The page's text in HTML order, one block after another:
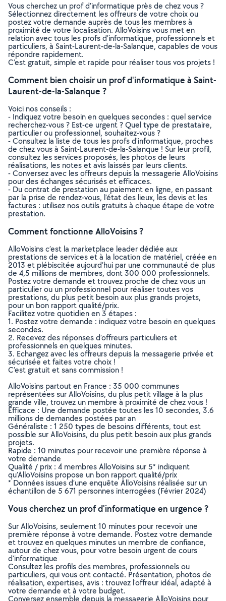
Vous cherchez un prof d'informatique près de chez vous ?
Sélectionnez directement les offreurs de votre choix ou
postez votre demande auprès de tous les membres à
proximité de votre localisation. AlloVoisins vous met en
relation avec tous les profs d'informatique, professionnels et
particuliers, à Saint-Laurent-de-la-Salanque, capables de vous
répondre rapidement.
C’est gratuit, simple et rapide pour réaliser tous vos projets !
Comment bien choisir un prof d'informatique à Saint-
Laurent-de-la-Salanque ?
Voici nos conseils :
- Indiquez votre besoin en quelques secondes : quel service
recherchez-vous ? Est-ce urgent ? Quel type de prestataire,
particulier ou professionnel, souhaitez-vous ?
- Consultez la liste de tous les profs d'informatique, proches
de chez vous à Saint-Laurent-de-la-Salanque ! Sur leur profil,
consultez les services proposés, les photos de leurs
réalisations, les notes et avis laissés par leurs clients.
- Conversez avec les offreurs depuis la messagerie AlloVoisins
pour des échanges sécurisés et efficaces.
- Du contrat de prestation au paiement en ligne, en passant
par la prise de rendez-vous, l’état des lieux, les devis et les
factures : utilisez nos outils gratuits à chaque étape de votre
prestation.
Comment fonctionne AlloVoisins ?
AlloVoisins c’est la marketplace leader dédiée aux
prestations de services et à la location de matériel, créée en
2013 et plébiscitée aujourd’hui par une communauté de plus
de 4,5 millions de membres, dont 300 000 professionnels.
Postez votre demande et trouvez proche de chez vous un
particulier ou un professionnel pour réaliser toutes vos
prestations, du plus petit besoin aux plus grands projets,
pour un bon rapport qualité/prix.
Facilitez votre quotidien en 3 étapes :
1. Postez votre demande : indiquez votre besoin en quelques
secondes.
2. Recevez des réponses d’offreurs particuliers et
professionnels en quelques minutes.
3. Echangez avec les offreurs depuis la messagerie privée et
sécurisée et faites votre choix !
C’est gratuit et sans commission !
AlloVoisins partout en France : 35 000 communes
représentées sur AlloVoisins, du plus petit village à la plus
grande ville, trouvez un membre à proximité de chez vous !
Efficace : Une demande postée toutes les 10 secondes, 3.6
millions de demandes postées par an
Généraliste : 1 250 types de besoins différents, tout est
possible sur AlloVoisins, du plus petit besoin aux plus grands
projets.
Rapide : 10 minutes pour recevoir une première réponse à
votre demande
Qualité / prix : 4 membres AlloVoisins sur 5* indiquent
qu’AlloVoisins propose un bon rapport qualité/prix
* Données issues d’une enquête AlloVoisins réalisée sur un
échantillon de 5 671 personnes interrogées (Février 2024)
Vous cherchez un prof d'informatique en urgence ?
Sur AlloVoisins, seulement 10 minutes pour recevoir une
première réponse à votre demande. Postez votre demande
et trouvez en quelques minutes un membre de confiance,
autour de chez vous, pour votre besoin urgent de cours
d'informatique
Consultez les profils des membres, professionnels ou
particuliers, qui vous ont contacté. Présentation, photos de
réalisation, expertises, avis : trouvez l'offreur idéal, adapté à
votre demande et à votre budget.
Conversez ensemble depuis la messagerie AlloVoisins pour